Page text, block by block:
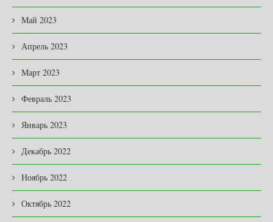
Май 2023
Апрель 2023
Март 2023
Февраль 2023
Январь 2023
Декабрь 2022
Ноябрь 2022
Октябрь 2022